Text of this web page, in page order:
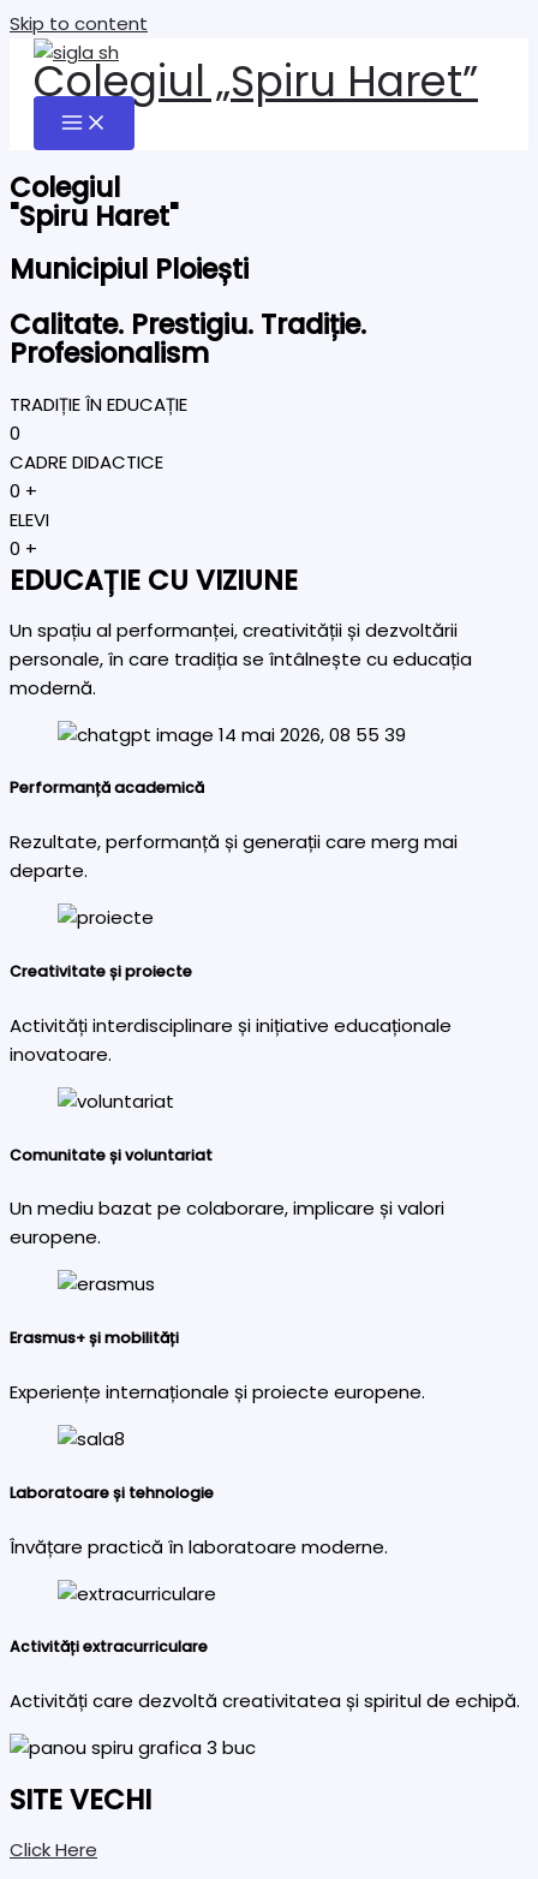
Skip to content
Colegiul „Spiru Haret”
Colegiul
"Spiru Haret"
Municipiul Ploiești
Calitate. Prestigiu. Tradiție.
Profesionalism
TRADIȚIE ÎN EDUCAȚIE
0
CADRE DIDACTICE
0 +
ELEVI
0 +
EDUCAȚIE CU VIZIUNE
Un spațiu al performanței, creativității și dezvoltării
personale, în care tradiția se întâlnește cu educația
modernă.
Performanță academică
Rezultate, performanță și generații care merg mai
departe.
Creativitate și proiecte
Activități interdisciplinare și inițiative educaționale
inovatoare.
Comunitate și voluntariat
Un mediu bazat pe colaborare, implicare și valori
europene.
Erasmus+ și mobilități
Experiențe internaționale și proiecte europene.
Laboratoare și tehnologie
Învățare practică în laboratoare moderne.
Activități extracurriculare
Activități care dezvoltă creativitatea și spiritul de echipă.
SITE VECHI
Click Here